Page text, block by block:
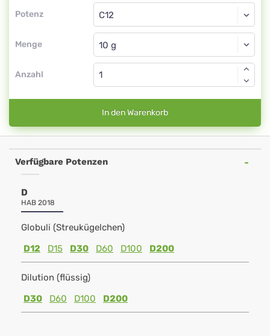
Potenz
Globuli
C12
Menge
Globuli
Anzahl
In den Warenkorb
Verfügbare Potenzen
D
HAB 2018
Globuli (Streukügelchen)
D12
D15 D30 D60 D100 D200
Dilution (flüssig)
D30
D60 D100 D200